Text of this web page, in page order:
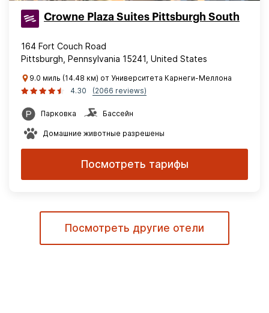
Crowne Plaza Suites Pittsburgh South
164 Fort Couch Road
Pittsburgh, Pennsylvania 15241, United States
9.0 миль (14.48 км) от Университета Карнеги-Меллона
4.30
(2066 reviews)
Парковка Бассейн
Домашние животные разрешены
Посмотреть тарифы
Посмотреть другие отели